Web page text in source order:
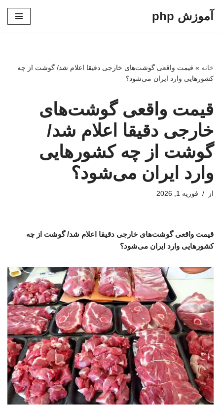
آموزش php
خانه » قیمت واقعی گوشت‌های خارجی دقیقا اعلام شد/ گوشت از چه
کشورهایی وارد ایران می‌شود؟
قیمت واقعی گوشت‌های
خارجی دقیقا اعلام شد/
گوشت از چه کشورهایی
وارد ایران می‌شود؟
از فوریه 1, 2026
قیمت واقعی گوشت‌های خارجی دقیقا اعلام شد/ گوشت از چه
کشورهایی وارد ایران می‌شود؟